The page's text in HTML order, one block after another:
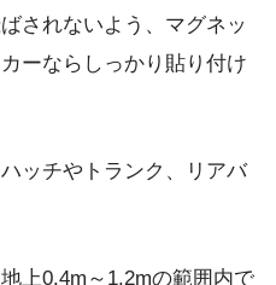
されないよう、マグネッ
ーならしっかり貼り付け
ッチやトランク、リアバ
上0.4m～1.2mの範囲内で